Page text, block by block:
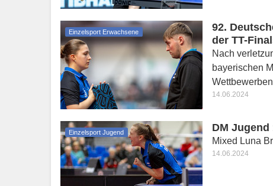
Einzelsport Erwachsene
92.
der TT-
Nach
bayerischen
Wettbewerben
14.06.2024
Einzelsport Jugend DM
Mixed Luna
14.06.2024